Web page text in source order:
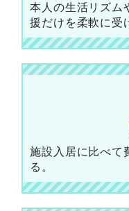
本人の生活リズム
援だけを柔軟に受
施設入居に比べて
る。